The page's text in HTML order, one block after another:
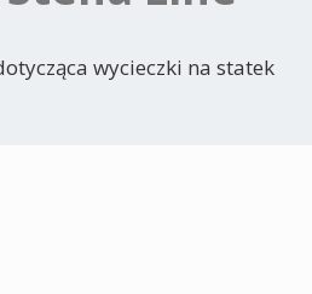
wycieczki na statek